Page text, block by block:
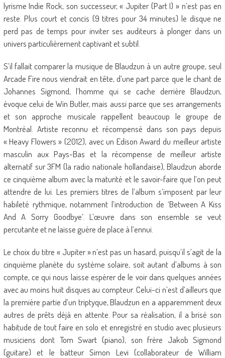
lyrisme Indie Rock, son successeur, « Jupiter (Part I) » n’est pas en
reste. Plus court et concis (9 titres pour 34 minutes) le disque ne
perd pas de temps pour inviter ses auditeurs à plonger dans un
univers particulièrement captivant et subtil.
S’il fallait comparer la musique de Blaudzun à un autre groupe, seul
Arcade Fire nous viendrait en tête, d’une part parce que le chant de
Johannes Sigmond, l’homme qui se cache derrière Blaudzun,
évoque celui de Win Butler, mais aussi parce que ses arrangements
et son approche musicale rappellent beaucoup le groupe de
Montréal. Artiste reconnu et récompensé dans son pays depuis
« Heavy Flowers » (2012), avec un Edison Award du meilleur artiste
masculin aux Pays-Bas et la récompense de meilleur artiste
alternatif sur 3FM (la radio nationale hollandaise), Blaudzun aborde
ce cinquième album avec la maturité et le savoir-faire que l’on peut
attendre de lui. Les premiers titres de l’album s’imposent par leur
habileté rythmique, notamment l’introduction de ‘Between A Kiss
And A Sorry Goodbye’. L’œuvre dans son ensemble se veut
percutante et ne laisse guère de place à l’ennui.
Le choix du titre « Jupiter » n’est pas un hasard, puisqu’il s’agit de la
cinquième planète du système solaire, soit autant d’albums à son
compte, ce qui nous laisse espérer de le voir dans quelques années
avec au moins huit disques au compteur. Celui-ci n’est d’ailleurs que
la première partie d’un triptyque, Blaudzun en a apparemment deux
autres de prêts déjà en attente. Pour sa réalisation, il a brisé son
habitude de tout faire en solo et enregistré en studio avec plusieurs
musiciens dont Tom Swart (piano), son frère Jakob Sigmond
(guitare) et le batteur Simon Levi (collaborateur de William